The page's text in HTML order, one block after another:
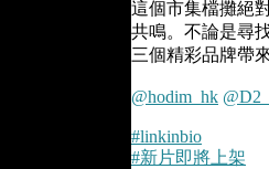
這個市集檔攤絕
共鳴。不論是尋
三個精彩品牌帶
@hodim_hk
#linkinbio
#新片即將上架